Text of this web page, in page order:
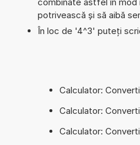
potrivească și să aibă
În loc de '4^3' puteți
Calculator:
Calculator:
Calculator: